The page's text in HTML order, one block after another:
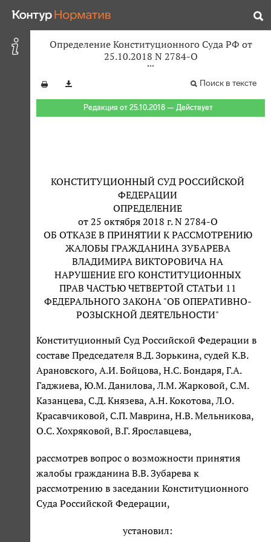
Определение Конституционного Суда РФ от
25.10.2018 N 2784-О
Поиск в тексте
Редакция от 25.10.2018 — Действует
КОНСТИТУЦИОННЫЙ СУД РОССИЙСКОЙ
ФЕДЕРАЦИИ
ОПРЕДЕЛЕНИЕ
от 25 октября 2018 г. N 2784-О
ОБ ОТКАЗЕ В ПРИНЯТИИ К РАССМОТРЕНИЮ
ЖАЛОБЫ ГРАЖДАНИНА ЗУБАРЕВА
ВЛАДИМИРА ВИКТОРОВИЧА НА
НАРУШЕНИЕ ЕГО КОНСТИТУЦИОННЫХ
ПРАВ ЧАСТЬЮ ЧЕТВЕРТОЙ СТАТЬИ 11
ФЕДЕРАЛЬНОГО ЗАКОНА "ОБ ОПЕРАТИВНО-
РОЗЫСКНОЙ ДЕЯТЕЛЬНОСТИ"
Конституционный Суд Российской Федерации в
составе Председателя В.Д. Зорькина, судей К.В.
Арановского, А.И. Бойцова, Н.С. Бондаря, Г.А.
Гаджиева, Ю.М. Данилова, Л.М. Жарковой, С.М.
Казанцева, С.Д. Князева, А.Н. Кокотова, Л.О.
Красавчиковой, С.П. Маврина, Н.В. Мельникова,
О.С. Хохряковой, В.Г. Ярославцева,
рассмотрев вопрос о возможности принятия
жалобы гражданина В.В. Зубарева к
рассмотрению в заседании Конституционного
Суда Российской Федерации,
установил: